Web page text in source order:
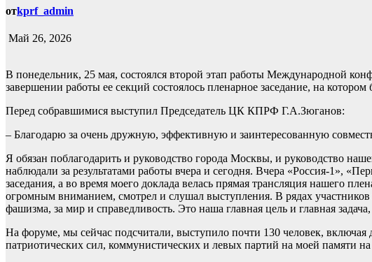
отkprf_admin
Май 26, 2026
В понедельник, 25 мая, состоялся второй этап работы Международной
завершении работы ее секций состоялось пленарное заседание, на
Перед собравшимися выступил Председатель ЦК КПРФ Г.А.Зюганов:
– Благодарю за очень дружную, эффективную и заинтересованную
Я обязан поблагодарить и руководство города Москвы, и руководство
наблюдали за результатами работы вчера и сегодня. Вчера «Россия-1»,
заседания, а во время моего доклада велась прямая трансляция нашего
огромным вниманием, смотрел и слушал выступления. В рядах
фашизма, за мир и справедливость. Это наша главная цель и главная
На форуме, мы сейчас подсчитали, выступило почти 130 человек, включая
патриотических сил, коммунистических и левых партий на моей памяти